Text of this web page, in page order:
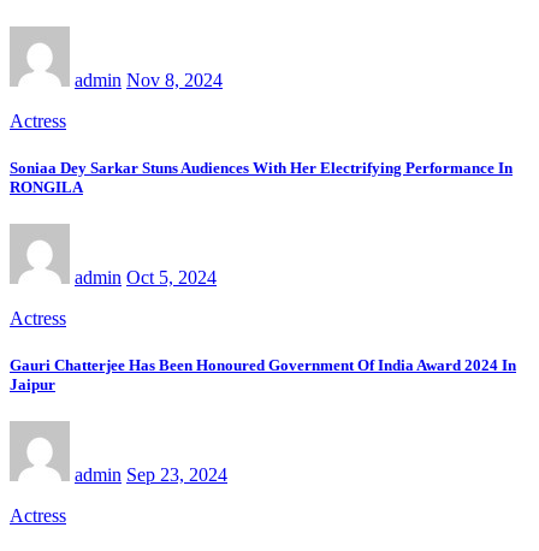
admin Nov 8, 2024
Actress
Soniaa Dey Sarkar Stuns Audiences With Her Electrifying Performance In
RONGILA
admin Oct 5, 2024
Actress
Gauri Chatterjee Has Been Honoured Government Of India Award 2024 In
Jaipur
admin Sep 23, 2024
Actress